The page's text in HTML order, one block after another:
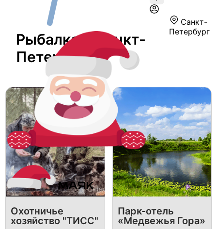
Санкт-
Петербург
Рыбалка В Санкт-
Петербурге
Охотничье
хозяйство "ТИСС"
Парк-отель
«Медвежья Гора»